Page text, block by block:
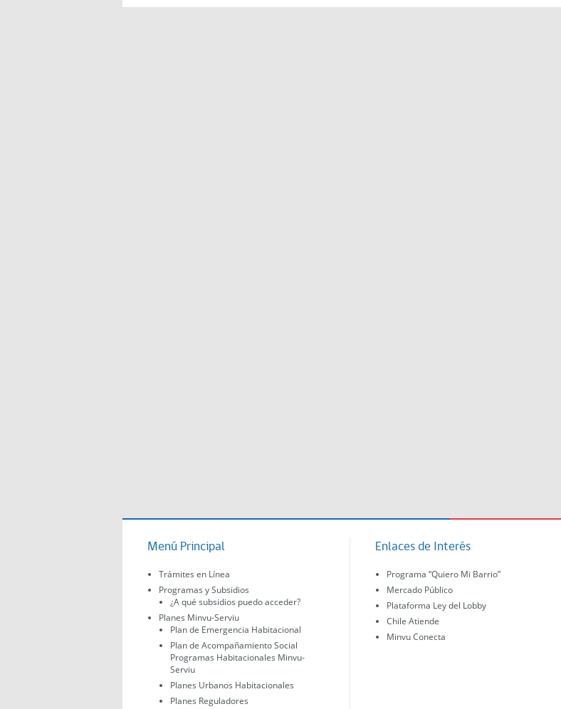
Menú Principal
Trámites en Línea
Programas y Subsidios
¿A qué subsidios puedo acceder?
Planes Minvu-Serviu
Plan de Emergencia Habitacional
Plan de Acompañamiento Social
Programas Habitacionales Minvu-
Serviu
Planes Urbanos Habitacionales
Planes Reguladores
Enlaces de Interés
Programa “Quiero Mi Barrio”
Mercado Público
Plataforma Ley del Lobby
Chile Atiende
Minvu Conecta